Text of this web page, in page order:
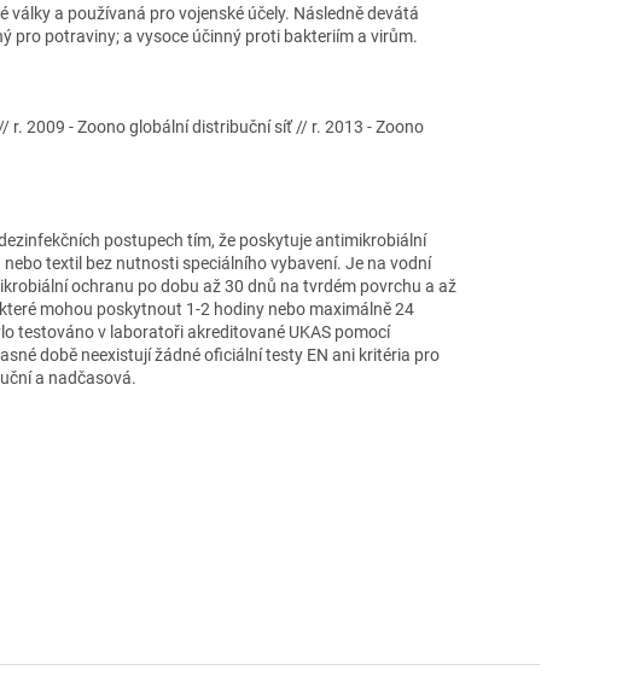
a používaná pro vojenské účely. Následně devátá
pro potraviny; a vysoce účinný proti bakteriím a virům.
r. 2009 - Zoono globální distribuční síť // r. 2013 - Zoono
postupech tím, že poskytuje antimikrobiální
textil bez nutnosti speciálního vybavení. Je na vodní
ochranu po dobu až 30 dnů na tvrdém povrchu a až
mohou poskytnout 1-2 hodiny nebo maximálně 24
testováno v laboratoři akreditované UKAS pomocí
době neexistují žádné oficiální testy EN ani kritéria pro
a nadčasová.